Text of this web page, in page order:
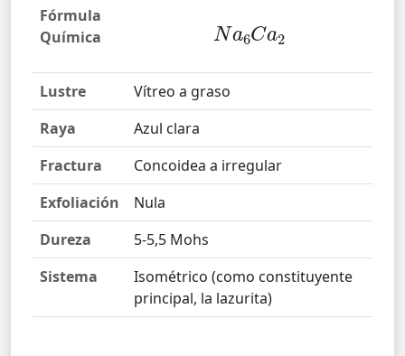
Fórmula
Química
6 a2
Lustre
Vítreo a graso
Raya
Azul clara
Fractura
Concoidea a irregular
Exfoliación
Nula
Dureza
5-5,5 Mohs
Sistema
Isométrico (como constituyente
principal, la lazurita)